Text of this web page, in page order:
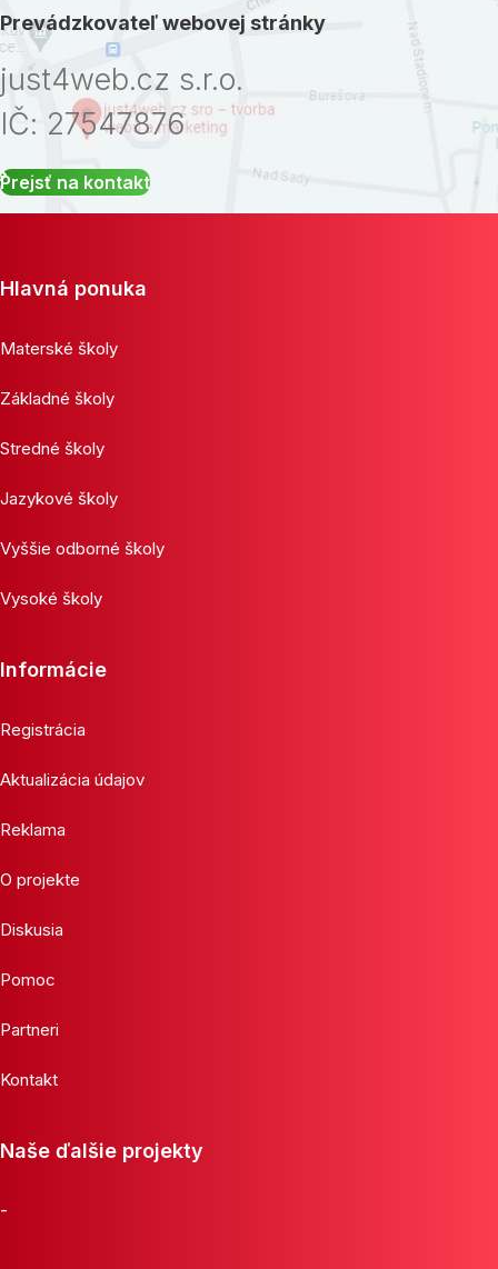
Prevádzkovateľ webovej stránky
just4web.cz s.r.o.
IČ: 27547876
Prejsť na kontakt
Hlavná ponuka
Materské školy
Základné školy
Stredné školy
Jazykové školy
Vyššie odborné školy
Vysoké školy
Informácie
Registrácia
Aktualizácia údajov
Reklama
O projekte
Diskusia
Pomoc
Partneri
Kontakt
Naše ďalšie projekty
-